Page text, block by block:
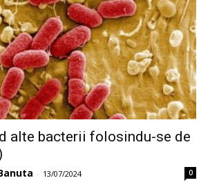
alte bacterii folosindu-se de
- 13/07/2024 0